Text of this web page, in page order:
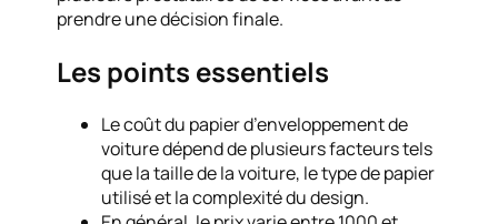
prendre une décision finale.
Les points essentiels
Le coût du papier d’enveloppement de
voiture dépend de plusieurs facteurs tels
que la taille de la voiture, le type de papier
utilisé et la complexité du design.